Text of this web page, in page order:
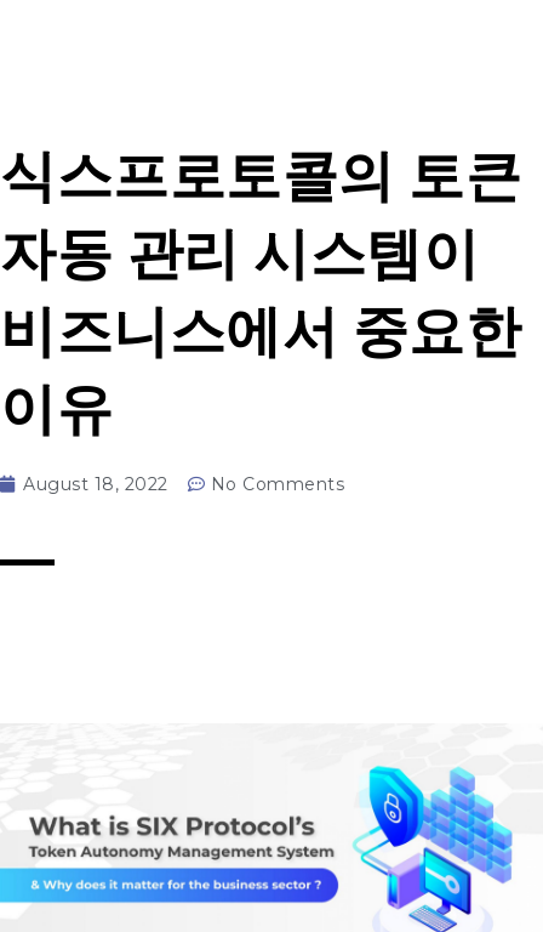
식스프로토콜의 토큰
자동 관리 시스템이
비즈니스에서 중요한
이유
August 18, 2022 No Comments